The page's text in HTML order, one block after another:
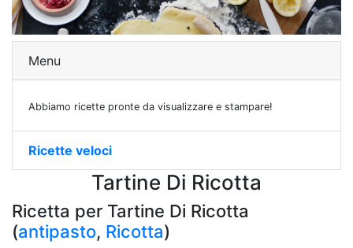
Menu
Abbiamo ricette pronte da visualizzare e stampare!
Ricette veloci
Tartine Di Ricotta
Ricetta per Tartine Di Ricotta
(antipasto, Ricotta)